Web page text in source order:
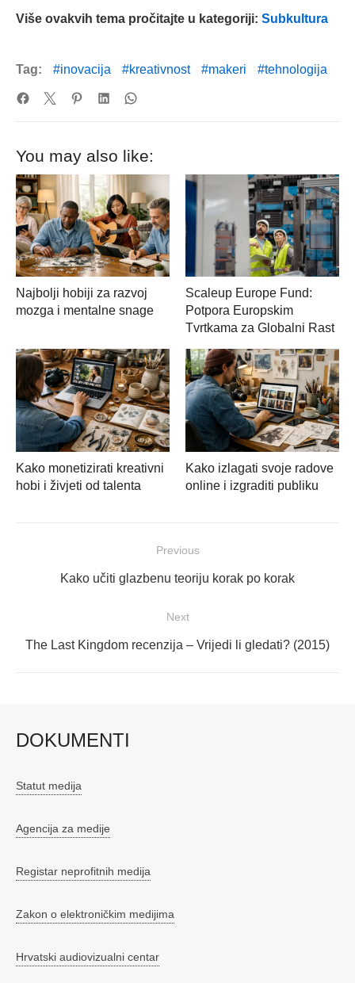
Više ovakvih tema pročitajte u kategoriji: Subkultura
Tag: inovacija kreativnost makeri tehnologija
You may also like:
Najbolji hobiji za razvoj
mozga i mentalne snage
Scaleup Europe Fund:
Potpora Europskim
Tvrtkama za Globalni Rast
Kako monetizirati kreativni
hobi i živjeti od talenta
Kako izlagati svoje radove
online i izgraditi publiku
objava
Previous
Previous
Kako učiti glazbenu teoriju korak po korak
Next
Next
The Last Kingdom recenzija – Vrijedi li gledati? (2015)
DOKUMENTI
Statut medija
Agencija za medije
Registar neprofitnih medija
Zakon o elektroničkim medijima
Hrvatski audiovizualni centar